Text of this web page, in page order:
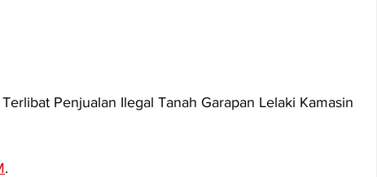
Penjualan Ilegal Tanah Garapan Lelaki Kamasin
.